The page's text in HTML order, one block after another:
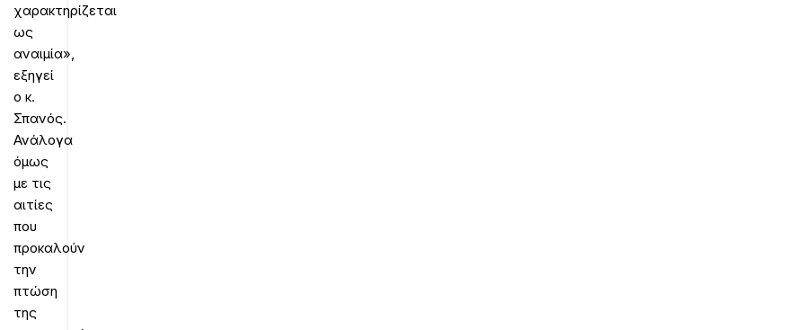
χαρακτηρίζεται
ως
αναιμία»,
εξηγεί
ο κ.
Σπανός.
Ανάλογα
όμως
με τις
αιτίες
που
προκαλούν
την
πτώση
της